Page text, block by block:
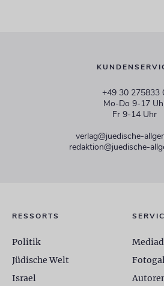
+49 30 275833
Mo-Do 9-17
Fr 9-14 Uhr
verlag@juedische-
redaktion@juedische-
RESSORTS
Politik
Jüdische Welt
Israel